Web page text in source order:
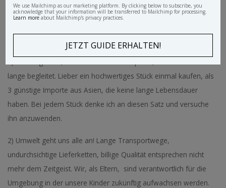
lange begleitet. Lieber ein hochwertiges Stück einmal kaufen, als
3 günstige Importe aus Asien, die keine lange Lebensdauer
haben. Bei jedem Stück denke ich an diesen Satz und versuche
ihn anzuwenden.
2) Umwelt geht uns alle an! Lange Transportwege,
undurchsichtige Lieferketten, billige Qualität entsprechen nicht
mehr dem Zeitgeist. Wir, als Eltern, sind verantwortlich für die
Umgebung in der unsere Kinder zukünftig aufwachsen werden.
We use Mailchimp as our marketing platform. By clicking below to subscribe, you
acknowledge that your information will be transferred to Mailchimp for processing.
Learn more about Mailchimp's privacy practices.